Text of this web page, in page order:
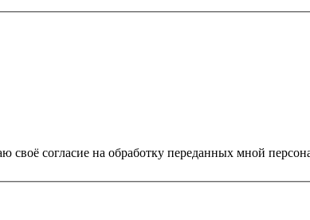
своё согласие на обработку переданных мной